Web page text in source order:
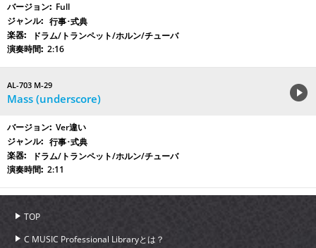
Full
行事･式典
ドラム/トランペット/ホルン/チューバ
2:16
AL-703 M-29
Mass (underscore)
Ver違い
行事･式典
ドラム/トランペット/ホルン/チューバ
2:11
TOP
C MUSIC Professional Libraryとは？